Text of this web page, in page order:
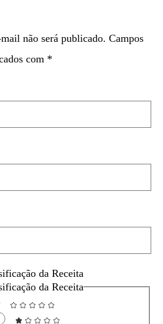
não será publicado. Campos
com *
da Receita
da Receita